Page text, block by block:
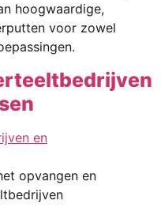
hoogwaardige,
voor zowel
opvangen en